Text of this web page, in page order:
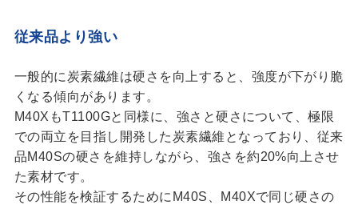
従来品より強い
一般的に炭素繊維は硬さを向上すると、強度が下がり脆
くなる傾向があります。
M40XもT1100Gと同様に、強さと硬さについて、極限
での両立を目指し開発した炭素繊維となっており、従来
品M40Sの硬さを維持しながら、強さを約20%向上させ
た素材です。
その性能を検証するためにM40S、M40Xで同じ硬さの